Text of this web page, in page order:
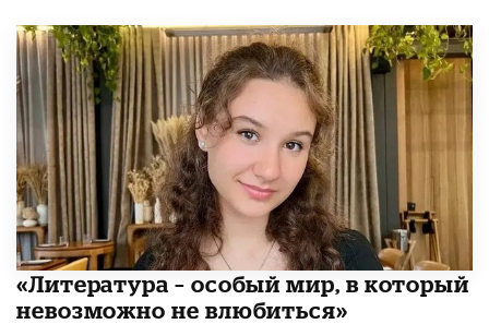
​«Литература – особый мир, в который
невозможно не влюбиться»